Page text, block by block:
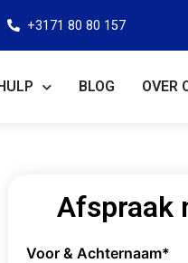
+3171 80 80 157
BLOG OVER
Afspraak
Voor & Achternaam*